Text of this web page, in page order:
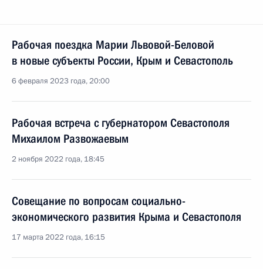
Рабочая поездка Марии Львовой-Беловой
в новые субъекты России, Крым и Севастополь
6 февраля 2023 года, 20:00
Рабочая встреча с губернатором Севастополя
Михаилом Развожаевым
2 ноября 2022 года, 18:45
Совещание по вопросам социально-
экономического развития Крыма и Севастополя
17 марта 2022 года, 16:15